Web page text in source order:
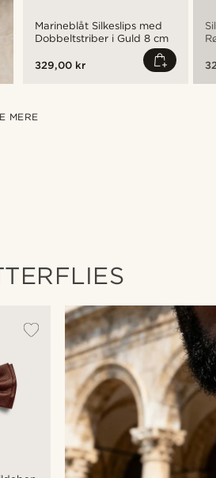
Marineblåt Silkeslips med
Dobbeltstriber i Guld 8 cm
329,00 kr
MERE